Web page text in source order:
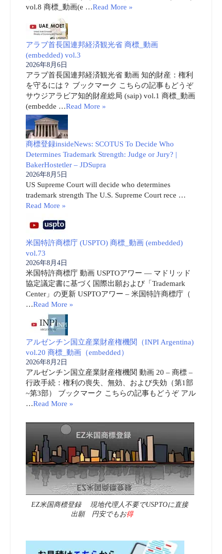
vol.8 商標_動画(e …Read More »
アラブ首長国連邦経済観光省 商標_動画
(embedded) vol.3
2026年8月6日
アラブ首長国連邦経済観光省 動画 知的財産：権利
を守るには？ ブックマーク こちらの記事もどうぞ
サウジアラビア知的財産総局 (saip) vol.1 商標_動画
(embedde …Read More »
商標登録insideNews: SCOTUS To Decide Who
Determines Trademark Strength: Judge or Jury? |
BakerHostetler – JDSupra
2026年8月5日
US Supreme Court will decide who determines
trademark strength The U.S. Supreme Court rece …
Read More »
米国特許商標庁 (USPTO) 商標_動画 (embedded)
vol.73
2026年8月4日
米国特許商標庁 動画 USPTOアワー ― マドリッド
協定議定書に基づく国際出願および「Trademark
Center」の更新 USPTOアワー – 米国特許商標庁（
…Read More »
アルゼンチン国立産業財産権機関（INPI Argentina)
vol.20 商標_動画（embedded）
2026年8月2日
アルゼンチン国立産業財産権機関 動画 20 – 商標 –
行政手続：権利の喪失、無効、および失効（第1部
~第3部） ブックマーク こちらの記事もどうぞ アル
…Read More »
EZ米国商標登録 現地代理人不要でUSPTOに直接
出願 円安でもお得